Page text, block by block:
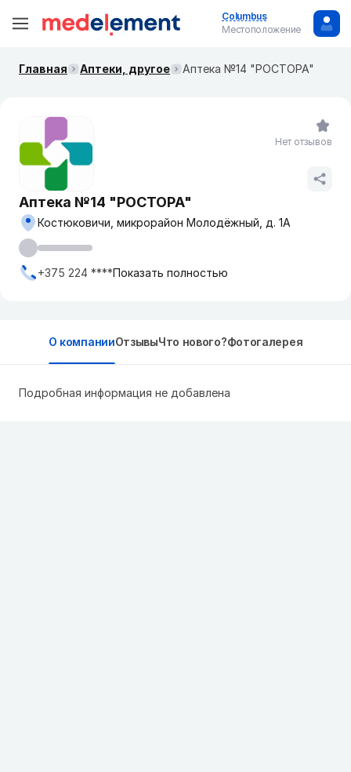
Columbus
Местоположение
Главная Аптеки, другое Аптека №14 "РОСТОРА"
Аптека №14 "РОСТОРА"
Костюковичи, микрорайон Молодёжный, д. 1А
+375 224 ****Показать полностью
Нет отзывов
О компанииОтзывыЧто нового?Фотогалерея
Подробная информация не добавлена